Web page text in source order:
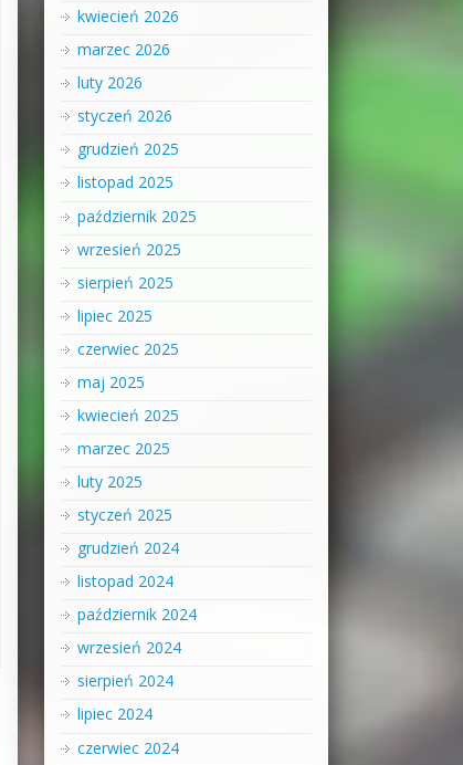
kwiecień 2026
marzec 2026
luty 2026
styczeń 2026
grudzień 2025
listopad 2025
październik 2025
wrzesień 2025
sierpień 2025
lipiec 2025
czerwiec 2025
maj 2025
kwiecień 2025
marzec 2025
luty 2025
styczeń 2025
grudzień 2024
listopad 2024
październik 2024
wrzesień 2024
sierpień 2024
lipiec 2024
czerwiec 2024